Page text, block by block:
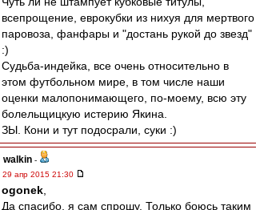
всепрощение, еврокубки из нихуя для мертвого
паровоза, фанфары и "достань рукой до звезд"
:)
Судьба-индейка, все очень относительно в
этом футбольном мире, в том числе наши
оценки малопонимающего, по-моему, всю эту
болельщицкую истерию Якина.
ЗЫ. Кони и тут подосрали, суки :)
walkin -
29 апр 2015 21:30
ogonek
Да спасибо, я сам спрошу. Только боюсь таким